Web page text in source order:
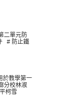
二單元防
# 防止鐵
鏽
於教學第一
分校林淑
柯雪